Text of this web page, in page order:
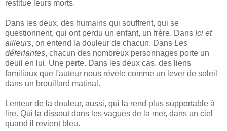
restitue leurs morts.
Dans les deux, des humains qui souffrent, qui se
questionnent, qui ont perdu un enfant, un frère. Dans Ici et
ailleurs, on entend la douleur de chacun. Dans Les
déferlantes, chacun des nombreux personnages porte un
deuil en lui. Une perte. Dans les deux cas, des liens
familiaux que l'auteur nous révèle comme un lever de soleil
dans un brouillard matinal.
Lenteur de la douleur, aussi, qui la rend plus supportable à
lire. Qui la dissout dans les vagues de la mer, dans un ciel
quand il revient bleu.